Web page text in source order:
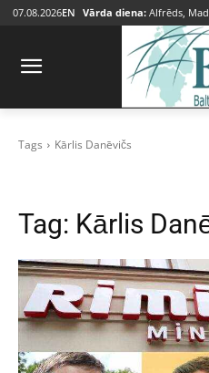
07.08.2026EN Vārda diena: Alfrēds,
Tags Kārlis Danēvičs
Tag: Kārlis